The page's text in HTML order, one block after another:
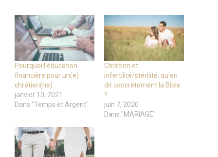
Pourquoi l’éducation
financière pour un(e)
chrétien(ne)
janvier 10, 2021
Dans "Temps et Argent"
Chrétien et
infertilité/stérilité: qu’en
dit concrètement la Bible
?
juin 7, 2020
Dans "MARIAGE"